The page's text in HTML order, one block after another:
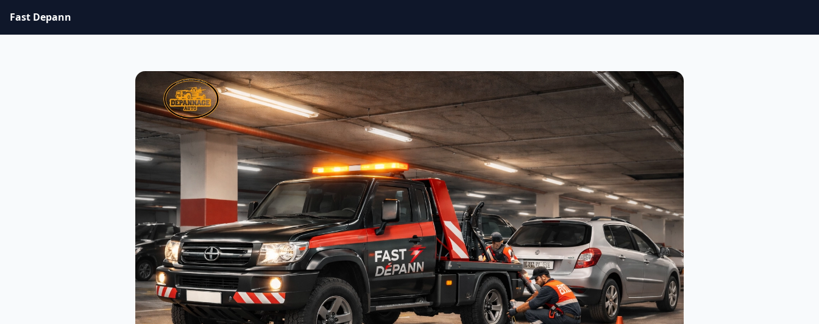
Fast Depann